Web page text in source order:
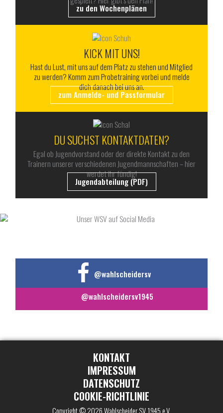
zu den Wochenplänen
KICK MIT UNS!
Hast du Lust, mit uns auf dem Platz zu stehen und Mitglied
zu werden? Komm zum Probetraining vorbei und melde
dich danach bei uns an.
zum Anmelde- und Passformular
DU SUCHST KONTAKTDATEN?
Egal ob Jugendvorstand oder der direkte Kontakt zu den
Trainern unserer verschiedenen Jugendmannschaften – hier
werdet ihr fündig!
Jugendabteilung (PDF)
@wahlscheidersv
@wahlscheidersv1945
KONTAKT
IMPRESSUM
DATENSCHUTZ
COOKIE-RICHTLINIE